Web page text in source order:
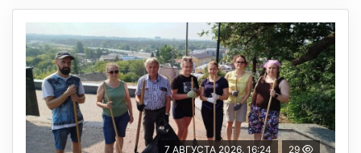
7 АВГУСТА 2026, 16:24 29